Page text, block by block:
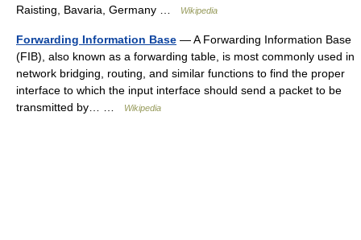
Raisting, Bavaria, Germany …
Wikipedia
Forwarding Information Base — A Forwarding Information Base
(FIB), also known as a forwarding table, is most commonly used in
network bridging, routing, and similar functions to find the proper
interface to which the input interface should send a packet to be
transmitted by… …
Wikipedia